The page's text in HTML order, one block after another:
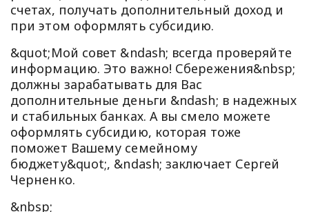
счетах, получать дополнительный доход и
при этом оформлять субсидию.
&quot;Мой совет &ndash; всегда проверяйте
информацию. Это важно! Сбережения&nbsp;
должны зарабатывать для Вас
дополнительные деньги &ndash; в надежных
и стабильных банках. А вы смело можете
оформлять субсидию, которая тоже
поможет Вашему семейному
бюджету&quot;, &ndash; заключает Сергей
Черненко.
&nbsp;